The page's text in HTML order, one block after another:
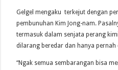
Gelgel mengaku terkejut dengan
pembunuhan Kim Jong-nam.
termasuk dalam senjata perang
dilarang beredar dan hanya
“Ngak semua sembarangan bisa